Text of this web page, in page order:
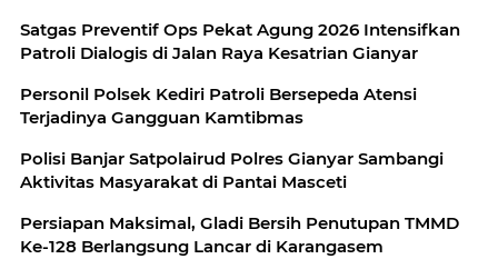
Satgas Preventif Ops Pekat Agung 2026 Intensifkan
Patroli Dialogis di Jalan Raya Kesatrian Gianyar
Personil Polsek Kediri Patroli Bersepeda Atensi
Terjadinya Gangguan Kamtibmas
Polisi Banjar Satpolairud Polres Gianyar Sambangi
Aktivitas Masyarakat di Pantai Masceti
Persiapan Maksimal, Gladi Bersih Penutupan TMMD
Ke-128 Berlangsung Lancar di Karangasem